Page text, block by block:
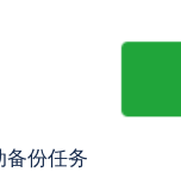
备份任务